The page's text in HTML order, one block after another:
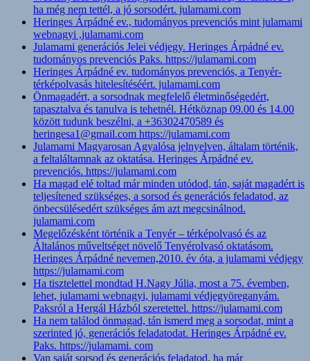
ha még nem tettél, a jó sorsodért. julamami.com
Heringes Árpádné ev., tudományos prevenciós mint julamami
webnagyi ,julamami.com
Julamami generációs Jelei védjegy. Heringes Árpádné ev.
tudományos prevenciós Paks. https://julamami.com
Heringes Árpádné ev. tudományos prevenciós, a Tenyér-
térképolvasás hitelesítéséért. julamami.com
Önmagadért, a sorsodnak megfelelő életminőségedért,
tapasztalva és tanulva is tehetnél. Hétköznap 09.00 és 14.00
között tudunk beszélni, a +36302470589 és
heringesa1@gmail.com https://julamami.com
Julamami Magyarosan Agyalósa jelnyelven, általam történik,
a feltaláltamnak az oktatása. Heringes Árpádné ev.
prevenciós. https://julamami.com
Ha magad elé toltad már minden utódod, tán, saját magadért is
teljesítened szükséges, a sorsod és generációs feladatod, az
önbecsülésedért szükséges ám azt megcsinálnod.
julamami.com
Megelőzésként történik a Tenyér – térképolvasó és az
Általános műveltséget növelő Tenyérolvasó oktatásom.
Heringes Árpádné nevemen,2010. év óta, a julamami védjegy
https://julamami.com
Ha tisztelettel mondtad H.Nagy Júlia, most a 75. évemben,
lehet, julamami webnagyi, julamami védjegyöreganyám.
Paksról a Hergál Házból szeretettel. https://julamami.com
Ha nem találod önmagad, tán ismerd meg a sorsodat, mint a
szerinted jó, generációs feladatodat. Heringes Árpádné ev.
Paks. https://julamami. com
Van saját sorsod és generációs feladatod, ha már